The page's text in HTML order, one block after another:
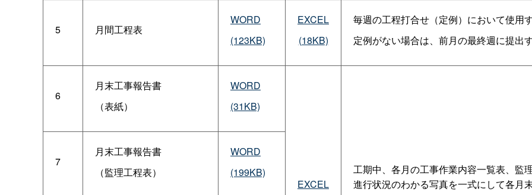
5 月間工程表
WORD
(123KB)
EXCEL
(18KB)
毎週の工程打合せ（定例）において使用
定例がない場合は、前月の最終週に提出
6
月末工事報告書
（表紙）
WORD
(31KB)
EXCEL
工期中、各月の工事作業内容一覧表、監
進行状況のわかる写真を一式にして各月
7
月末工事報告書
（監理工程表）
WORD
(199KB)